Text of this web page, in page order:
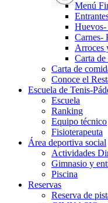
Menú
Carnes-
Arroces
Carta
Carta de
Conoce el
Escuela de Tenis-
Escuela
Ranking
Equipo técnico
Fisioterapeuta
Área deportiva social
Actividades
Gimnasio y
Piscina
Reservas
Reserva de